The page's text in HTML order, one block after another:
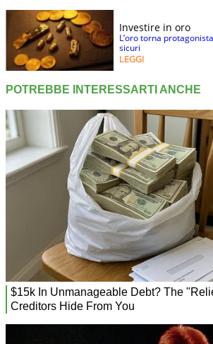
Investire in oro
L’oro torna
sicuri
LEGGI